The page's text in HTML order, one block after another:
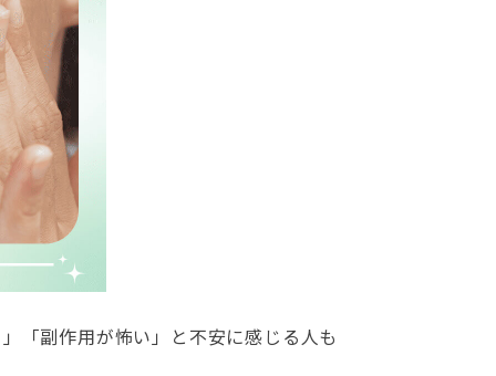
「副作用が怖い」と不安に感じる人も